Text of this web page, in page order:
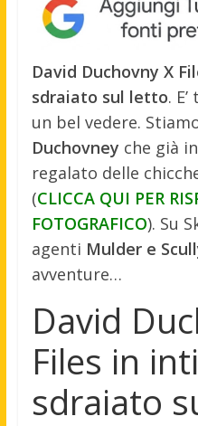
David Duchovny X
sdraiato sul letto.
un bel vedere.
Duchovney che già
regalato delle
(CLICCA QUI PER
FOTOGRAFICO). Su
agenti Mulder e
avventure…
David
Files in
sdraiato